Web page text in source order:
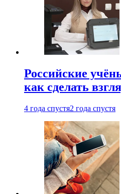
Российские
как сделать
4 года спустя2 года спустя